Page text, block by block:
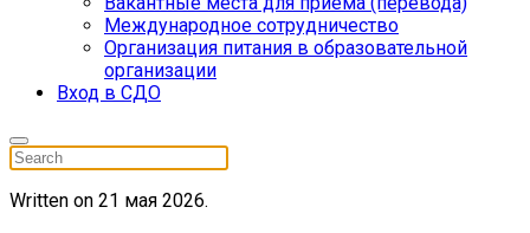
Международное сотрудничество
Организация питания в образовательной
организации
Вход в СДО
Written on 21 мая 2026.